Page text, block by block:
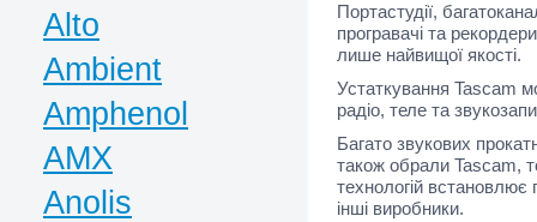
Alto
Ambient
Amphenol
AMX
Anolis
Портастудії,
програвачі та
лише найвищої якості.
Устаткування Tascam
радіо, теле та
Багато звукових
також обрали Tascam,
технологій встановлює
інші виробники.